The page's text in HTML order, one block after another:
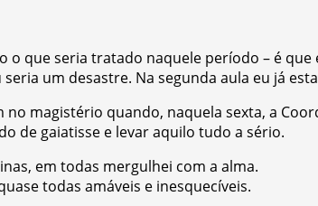
o que seria tratado naquele período – é
um desastre. Na segunda aula eu já
magistério quando, naquela sexta, a
de gaiatisse e levar aquilo tudo a sério.
em todas mergulhei com a alma.
todas amáveis e inesquecíveis.